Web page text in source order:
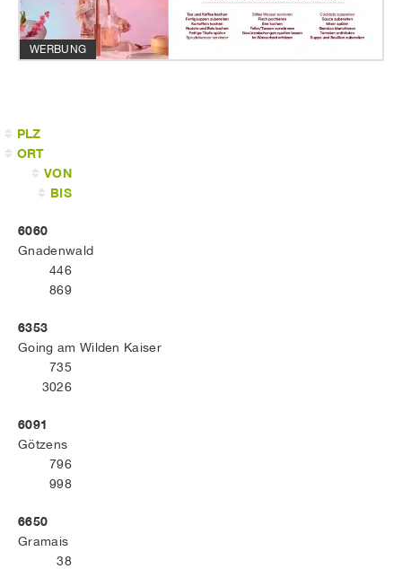
WERBUNG
PLZ
ORT
VON
BIS
6060
Gnadenwald
446
869
6353
Going am Wilden Kaiser
735
3026
6091
Götzens
796
998
6650
Gramais
38